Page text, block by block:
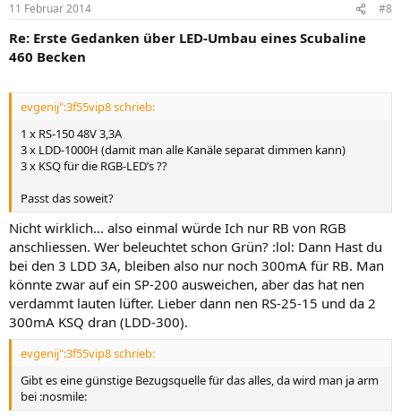
11 Februar 2014 #8
Re: Erste Gedanken über LED-Umbau eines Scubaline
460 Becken
evgenij":3f55vip8 schrieb:
1 x RS-150 48V 3,3A
3 x LDD-1000H (damit man alle Kanäle separat dimmen kann)
3 x KSQ für die RGB-LED’s ??
Passt das soweit?
Nicht wirklich... also einmal würde Ich nur RB von RGB
anschliessen. Wer beleuchtet schon Grün? :lol: Dann Hast du
bei den 3 LDD 3A, bleiben also nur noch 300mA für RB. Man
könnte zwar auf ein SP-200 ausweichen, aber das hat nen
verdammt lauten lüfter. Lieber dann nen RS-25-15 und da 2
300mA KSQ dran (LDD-300).
evgenij":3f55vip8 schrieb:
Gibt es eine günstige Bezugsquelle für das alles, da wird man ja arm
bei :nosmile: